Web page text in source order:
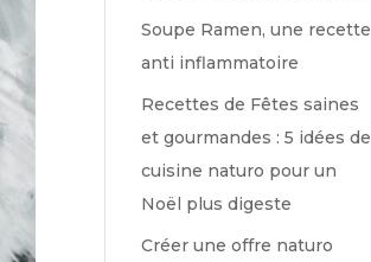
Soupe Ramen, une recette
anti inflammatoire
Recettes de Fêtes saines
et gourmandes : 5 idées de
cuisine naturo pour un
Noël plus digeste
Créer une offre naturo